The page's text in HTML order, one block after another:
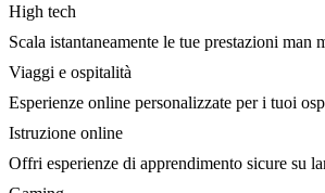
High tech
Scala istantaneamente le tue prestazioni man
Viaggi e ospitalità
Esperienze online personalizzate per i tuoi
Istruzione online
Offri esperienze di apprendimento sicure su